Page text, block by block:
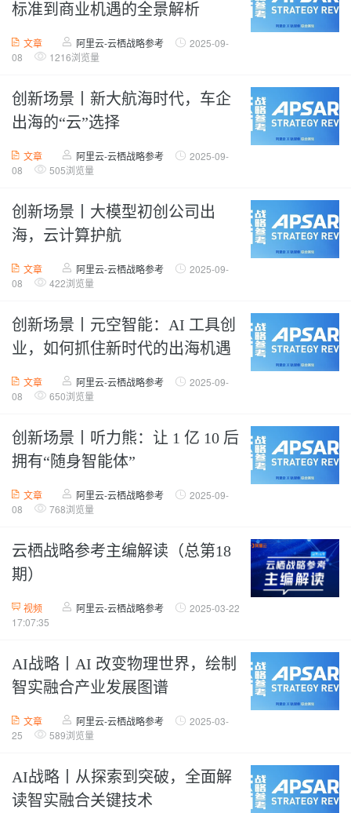
标准到商业机遇的全景解析
文章 阿里云-云栖战略参考
2025-09-
08
1216浏览量
创新场景丨新大航海时代，车企
出海的“云”选择
文章 阿里云-云栖战略参考
2025-09-
08
505浏览量
创新场景丨大模型初创公司出
海，云计算护航
文章 阿里云-云栖战略参考
2025-09-
08
422浏览量
创新场景丨元空智能：AI 工具创
业，如何抓住新时代的出海机遇
文章 阿里云-云栖战略参考
2025-09-
08
650浏览量
创新场景丨听力熊：让 1 亿 10 后
拥有“随身智能体”
文章 阿里云-云栖战略参考
2025-09-
08
768浏览量
云栖战略参考主编解读（总第18
期）
视频 阿里云-云栖战略参考
2025-03-22
17:07:35
AI战略丨AI 改变物理世界，绘制
智实融合产业发展图谱
文章 阿里云-云栖战略参考
2025-03-
25
589浏览量
AI战略丨从探索到突破，全面解
读智实融合关键技术